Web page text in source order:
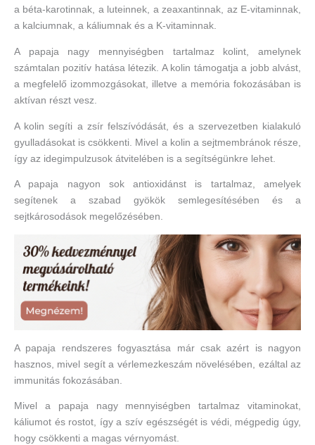
a béta-karotinnak, a luteinnek, a zeaxantinnak, az E-vitaminnak,
a kalciumnak, a káliumnak és a K-vitaminnak.
A papaja nagy mennyiségben tartalmaz kolint, amelynek
számtalan pozitív hatása létezik. A kolin támogatja a jobb alvást,
a megfelelő izommozgásokat, illetve a memória fokozásában is
aktívan részt vesz.
A kolin segíti a zsír felszívódását, és a szervezetben kialakuló
gyulladásokat is csökkenti. Mivel a kolin a sejtmembránok része,
így az idegimpulzusok átvitelében is a segítségünkre lehet.
A papaja nagyon sok antioxidánst is tartalmaz, amelyek
segítenek a szabad gyökök semlegesítésében és a
sejtkárosodások megelőzésében.
A papaja rendszeres fogyasztása már csak azért is nagyon
hasznos, mivel segít a vérlemezkeszám növelésében, ezáltal az
immunitás fokozásában.
Mivel a papaja nagy mennyiségben tartalmaz vitaminokat,
káliumot és rostot, így a szív egészségét is védi, mégpedig úgy,
hogy csökkenti a magas vérnyomást.